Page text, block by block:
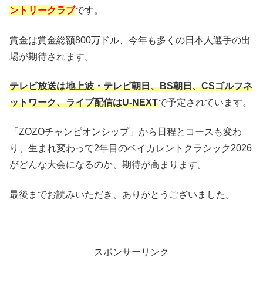
ントリークラブです。
賞金は賞金総額800万ドル、今年も多くの日本人選手の出
場が期待されます。
テレビ放送は地上波・テレビ朝日、BS朝日、CSゴルフネ
ットワーク、ライブ配信はU-NEXTで予定されています。
「ZOZOチャンピオンシップ」から日程とコースも変わ
り、生まれ変わって2年目のベイカレントクラシック2026
がどんな大会になるのか、期待が高まります。
最後までお読みいただき、ありがとうございました。
スポンサーリンク